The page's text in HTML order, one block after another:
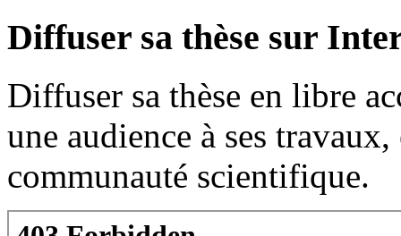
Diffuser sa thèse sur
Diffuser sa thèse en libre
une audience à ses
communauté scientifique.